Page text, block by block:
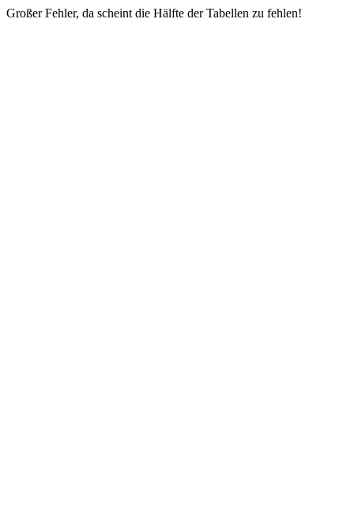
Großer Fehler, da scheint die Hälfte der Tabellen zu fehlen!